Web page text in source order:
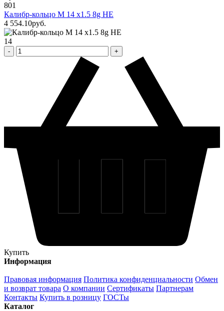
801
Калибр-кольцо М 14 х1.5 8g НЕ
4 554.10pуб.
14
Купить
Информация
Правовая информация Политика конфиденциальности Обмен
и возврат товара О компании Сертификаты Партнерам
Контакты Купить в розницу ГОСТы
Каталог